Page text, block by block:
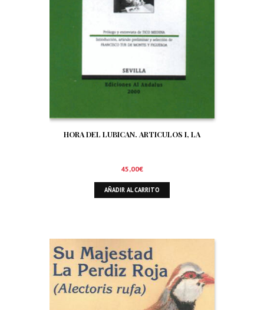
HORA DEL LUBICAN. ARTICULOS I, LA
45,00€
AÑADIR AL CARRITO